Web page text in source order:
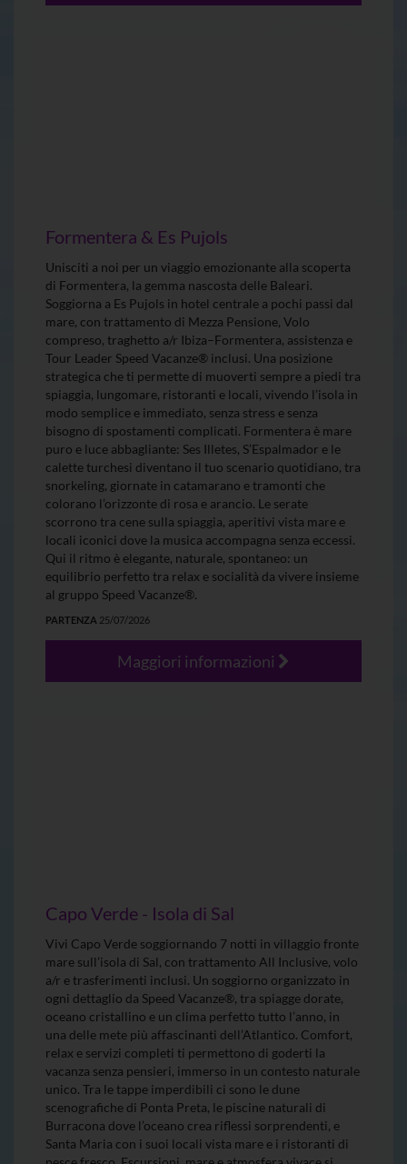
Formentera & Es Pujols
Unisciti a noi per un viaggio emozionante alla scoperta
di Formentera, la gemma nascosta delle Baleari.
Soggiorna a Es Pujols in hotel centrale a pochi passi dal
mare, con trattamento di Mezza Pensione, Volo
compreso, traghetto a/r Ibiza–Formentera, assistenza e
Tour Leader Speed Vacanze® inclusi. Una posizione
strategica che ti permette di muoverti sempre a piedi tra
spiaggia, lungomare, ristoranti e locali, vivendo l’isola in
modo semplice e immediato, senza stress e senza
bisogno di spostamenti complicati. Formentera è mare
puro e luce abbagliante: Ses Illetes, S’Espalmador e le
calette turchesi diventano il tuo scenario quotidiano, tra
snorkeling, giornate in catamarano e tramonti che
colorano l’orizzonte di rosa e arancio. Le serate
scorrono tra cene sulla spiaggia, aperitivi vista mare e
locali iconici dove la musica accompagna senza eccessi.
Qui il ritmo è elegante, naturale, spontaneo: un
equilibrio perfetto tra relax e socialità da vivere insieme
al gruppo Speed Vacanze®.
PARTENZA 25/07/2026
Maggiori informazioni
Capo Verde - Isola di Sal
Vivi Capo Verde soggiornando 7 notti in villaggio fronte
mare sull’isola di Sal, con trattamento All Inclusive, volo
a/r e trasferimenti inclusi. Un soggiorno organizzato in
ogni dettaglio da Speed Vacanze®, tra spiagge dorate,
oceano cristallino e un clima perfetto tutto l’anno, in
una delle mete più affascinanti dell’Atlantico. Comfort,
relax e servizi completi ti permettono di goderti la
vacanza senza pensieri, immerso in un contesto naturale
unico. Tra le tappe imperdibili ci sono le dune
scenografiche di Ponta Preta, le piscine naturali di
Burracona dove l’oceano crea riflessi sorprendenti, e
Santa Maria con i suoi locali vista mare e i ristoranti di